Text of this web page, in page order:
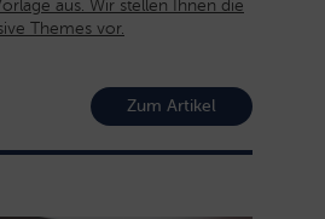
aus. Wir stellen Ihnen die
Themes vor.
Zum Artikel